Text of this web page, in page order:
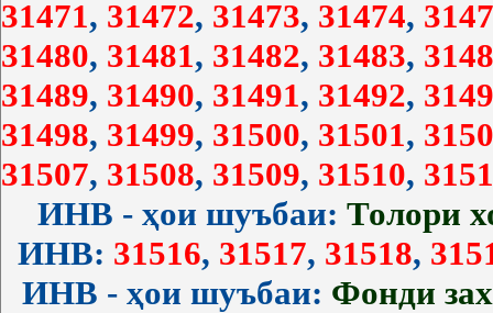
31471, 31472, 31473, 31474,
31480, 31481, 31482, 31483,
31489, 31490, 31491, 31492,
31498, 31499, 31500, 31501,
31507, 31508, 31509, 31510,
ИНВ - ҳои шуъбаи: Толори
ИНВ: 31516, 31517, 31518,
ИНВ - ҳои шуъбаи: Фонди